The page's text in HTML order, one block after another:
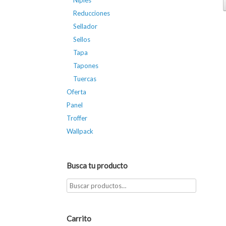
Reducciones
Sellador
Sellos
Tapa
Tapones
Tuercas
Oferta
Panel
Troffer
Wallpack
Busca tu producto
Carrito